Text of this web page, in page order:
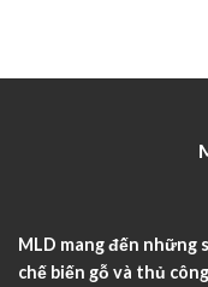
MLD mang đến những
chế biến gỗ và thủ